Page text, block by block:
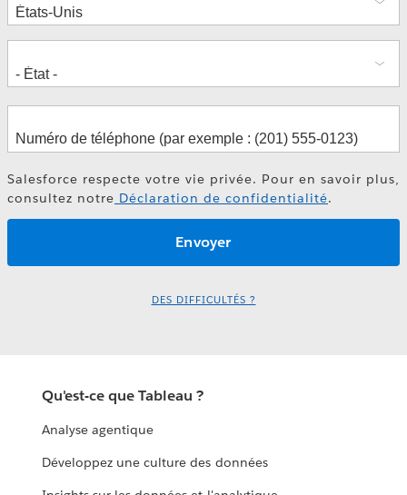
Salesforce respecte votre vie privée. Pour en savoir plus,
consultez notre Déclaration de confidentialité.
DES DIFFICULTÉS ?
Qu'est-ce que Tableau ?
Analyse agentique
Développez une culture des données